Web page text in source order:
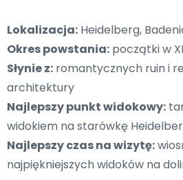
Lokalizacja: Heidelberg,
Okres powstania: początki w
Słynie z: romantycznych ruin i
architektury
Najlepszy punkt widokowy:
widokiem na starówkę
Najlepszy czas na wizytę:
najpiękniejszych widoków na